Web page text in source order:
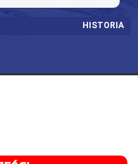
HISTORIA